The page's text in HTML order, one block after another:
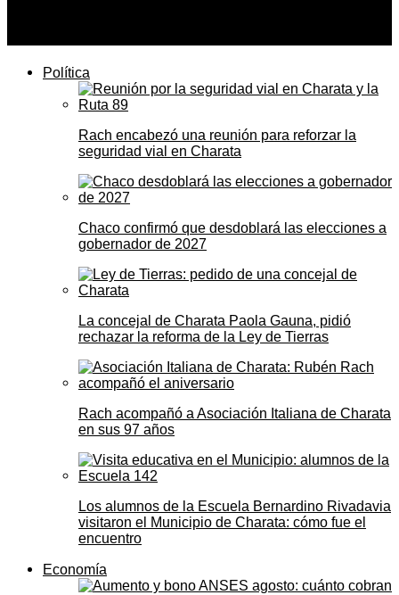
Política
Rach encabezó una reunión para reforzar la
seguridad vial en Charata
Chaco confirmó que desdoblará las elecciones a
gobernador de 2027
La concejal de Charata Paola Gauna, pidió
rechazar la reforma de la Ley de Tierras
Rach acompañó a Asociación Italiana de Charata
en sus 97 años
Los alumnos de la Escuela Bernardino Rivadavia
visitaron el Municipio de Charata: cómo fue el
encuentro
Economía